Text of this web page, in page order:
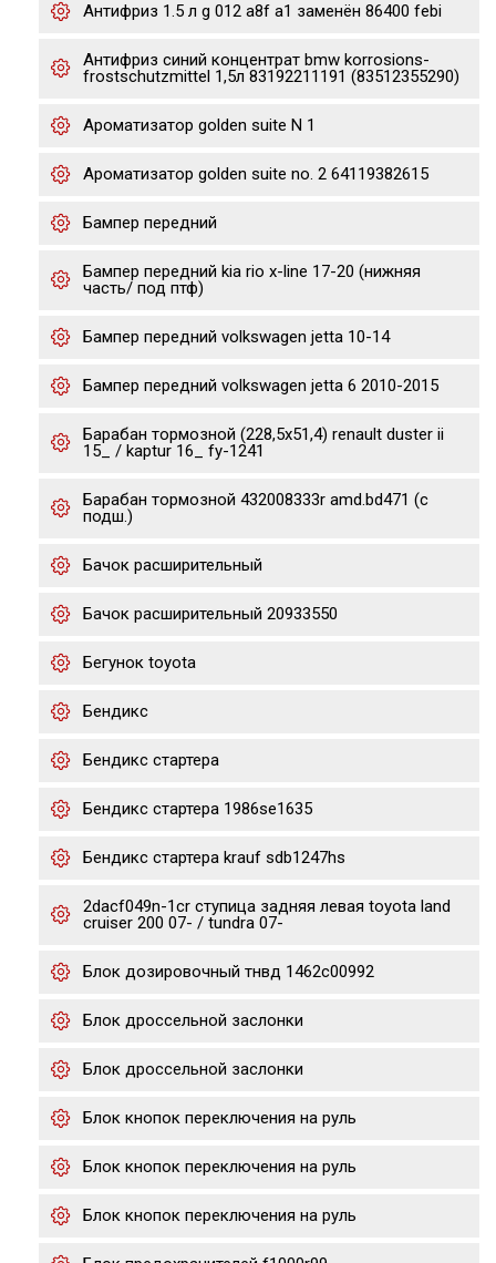
Антифриз 1.5 л g 012 a8f a1 заменён 86400 febi
Антифриз синий концентрат bmw korrosions-
frostschutzmittel 1,5л 83192211191 (83512355290)
Ароматизатор golden suite N 1
Ароматизатор golden suite no. 2 64119382615
Бампер передний
Бампер передний kia rio x-line 17-20 (нижняя
часть/ под птф)
Бампер передний volkswagen jetta 10-14
Бампер передний volkswagen jetta 6 2010-2015
Барабан тормозной (228,5x51,4) renault duster ii
15_ / kaptur 16_ fy-1241
Барабан тормозной 432008333r amd.bd471 (с
подш.)
Бачок расширительный
Бачок расширительный 20933550
Бегунок toyota
Бендикс
Бендикс стартера
Бендикс стартера 1986se1635
Бендикс стартера krauf sdb1247hs
2dacf049n-1cr ступица задняя левая toyota land
cruiser 200 07- / tundra 07-
Блок дозировочный тнвд 1462c00992
Блок дроссельной заслонки
Блок дроссельной заслонки
Блок кнопок переключения на руль
Блок кнопок переключения на руль
Блок кнопок переключения на руль